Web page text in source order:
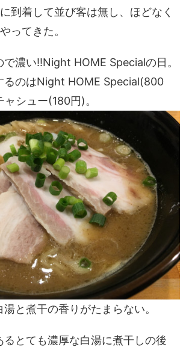
到着して並び客は無し、ほどなく
ってきた。
濃い!!Night HOME Specialの日。
るのはNight HOME Special(800
シュー(180円)。
と煮干の香りがたまらない。
るとても濃厚な白湯に煮干しの後